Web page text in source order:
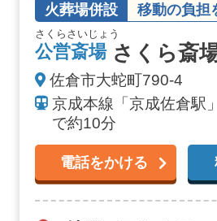
火葬場併設 移動の負担
さくらさいじょう
公営斎場 さくら斎
佐倉市大蛇町790-4
京成本線「京成佐倉駅
で約10分
電話をかける